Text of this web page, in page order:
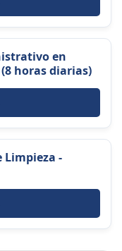
en
horas diarias)
Limpieza -